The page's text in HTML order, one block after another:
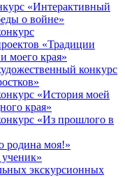
«Интерактивный
о войне»
«Традиции
моего края»
конкурс
«История моей
края»
«Из прошлого в
родина моя!»
экскурсионных